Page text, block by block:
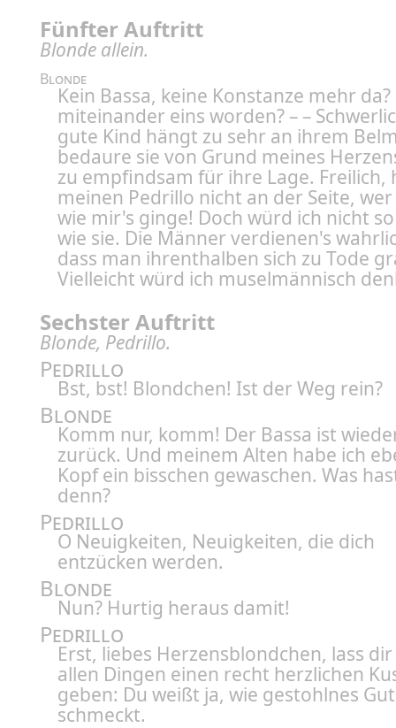
Fünfter Auftritt
Blonde allein.
Blonde
Kein Bassa, keine Konstanze mehr da?
miteinander eins worden? – –
gute Kind hängt zu sehr an ihrem
bedaure sie von Grund meines
zu empfindsam für ihre Lage. Freilich,
meinen Pedrillo nicht an der Seite,
wie mir's ginge! Doch würd ich nicht
wie sie. Die Männer verdienen's
dass man ihrenthalben sich zu Tode
Vielleicht würd ich muselmännisch
Sechster Auftritt
Blonde, Pedrillo.
Pedrillo
Bst, bst! Blondchen! Ist der Weg rein?
Blonde
Komm nur, komm! Der Bassa ist
zurück. Und meinem Alten habe ich
Kopf ein bisschen gewaschen. Was
denn?
Pedrillo
O Neuigkeiten, Neuigkeiten, die dich
entzücken werden.
Blonde
Nun? Hurtig heraus damit!
Pedrillo
Erst, liebes Herzensblondchen, lass
allen Dingen einen recht herzlichen
geben: Du weißt ja, wie gestohlnes Gut
schmeckt.